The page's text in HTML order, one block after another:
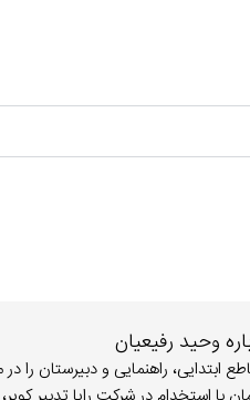
وحید رفیعیان
07 در شهر یزد متولد شدم. مقاطع ابتدایی،